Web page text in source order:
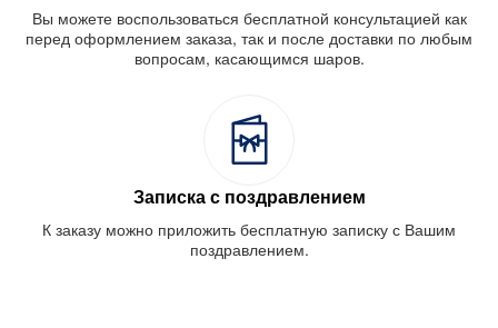
Вы можете воспользоваться бесплатной консультацией как
перед оформлением заказа, так и после доставки по любым
вопросам, касающимся шаров.
Записка с поздравлением
К заказу можно приложить бесплатную записку с Вашим
поздравлением.